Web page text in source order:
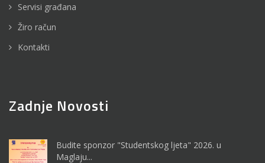
Servisi građana
Žiro račun
Kontakti
Zadnje Novosti
Budite sponzor "Studentskog ljeta" 2026. u
Maglaju...